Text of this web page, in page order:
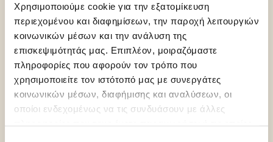
Χρησιμοποιούμε cookie για την εξατομίκευση
περιεχομένου και διαφημίσεων, την παροχή λειτουργιών
κοινωνικών μέσων και την ανάλυση της
επισκεψιμότητάς μας. Επιπλέον, μοιραζόμαστε
πληροφορίες που αφορούν τον τρόπο που
χρησιμοποιείτε τον ιστότοπό μας με συνεργάτες
κοινωνικών μέσων, διαφήμισης και αναλύσεων, οι
οποίοι ενδεχομένως να τις συνδυάσουν με άλλες
Gluten Free
Orthodox
Union Pareve